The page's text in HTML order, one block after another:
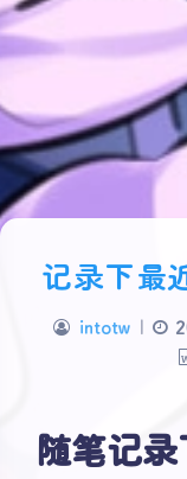
记录下最
intotw |
随笔记